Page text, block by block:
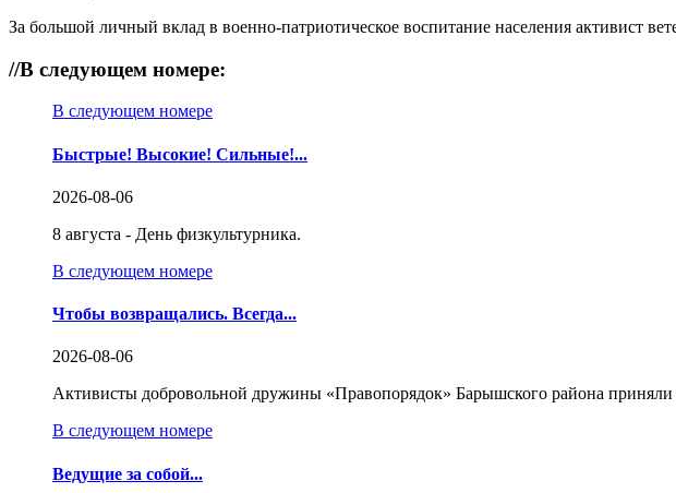
За большой личный вклад в военно-патриотическое воспитание населения активист
//В следующем номере:
В следующем номере
Быстрые! Высокие! Сильные!...
2026-08-06
8 августа - День физкультурника.
В следующем номере
Чтобы возвращались. Всегда...
2026-08-06
Активисты добровольной дружины «Правопорядок» Барышского района
В следующем номере
Ведущие за собой...